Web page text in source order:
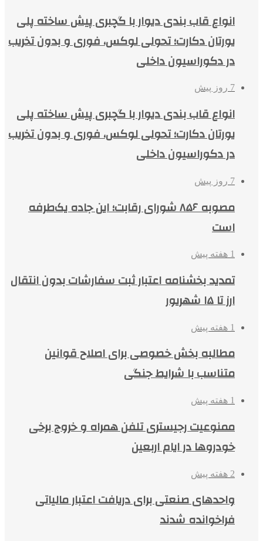
انواع قاب بندی دیوار با گچبری پیش ساخته پلی
یورتان دکارت؛ تحولی لوکس، فوری و بدون تخریب
در دکوراسیون داخلی
7 روز پیش
انواع قاب بندی دیوار با گچبری پیش ساخته پلی
یورتان دکارت؛ تحولی لوکس، فوری و بدون تخریب
در دکوراسیون داخلی
7 روز پیش
مصوبه ۸۵۶ شورای رقابت؛ این جاده یک‌طرفه
است
1 هفته پیش
تمدید بخشنامه اعتبار ثبت سفارشات بدون انتقال
ارز تا ۱۵ شهریور
1 هفته پیش
مطالبه بخش خصوصی برای اصلاح قوانین
متناسب با شرایط جنگی
1 هفته پیش
ممنوعیت رجیستری تلفن همراه و خروج برخی
خودروها در ایام اربعین
2 هفته پیش
واحدهای صنعتی برای دریافت اعتبار مالیاتی
فراخوانده شدند